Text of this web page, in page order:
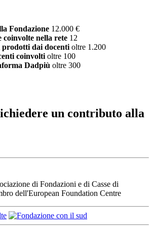
Fondazione 12.000 €
coinvolte nella rete 12
dai docentioltre 1.200
coinvoltioltre 100
Dadpiù oltre 300
un contributo alla
di Fondazioni e di Casse di
dell'European Foundation Centre